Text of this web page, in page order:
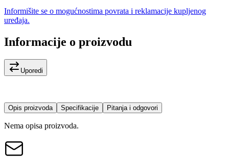
Informišite se o mogućnostima povrata i reklamacije kupljenog
uređaja.
Informacije o proizvodu
Uporedi
Opis proizvoda Specifikacije Pitanja i odgovori
Nema opisa proizvoda.